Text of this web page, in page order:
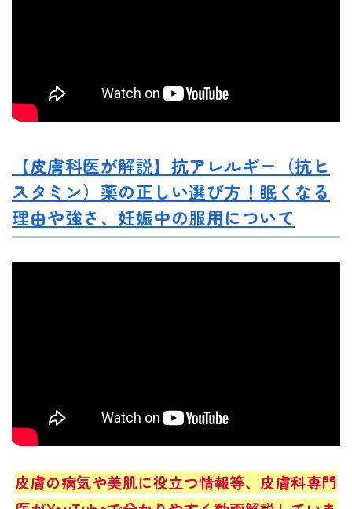
【皮膚科医が解説】抗アレルギー（抗ヒ
スタミン）薬の正しい選び方！眠くなる
理由や強さ、妊娠中の服用について
皮膚の病気や美肌に役立つ情報等、皮膚科専門